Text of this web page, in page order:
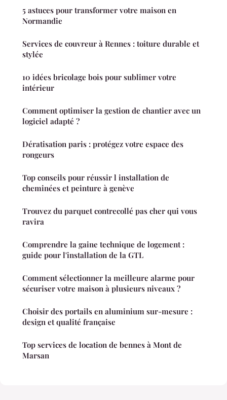
5 astuces pour transformer votre maison en
Normandie
Services de couvreur à Rennes : toiture durable et
stylée
10 idées bricolage bois pour sublimer votre
intérieur
Comment optimiser la gestion de chantier avec un
logiciel adapté ?
Dératisation paris : protégez votre espace des
rongeurs
Top conseils pour réussir l installation de
cheminées et peinture à genève
Trouvez du parquet contrecollé pas cher qui vous
ravira
Comprendre la gaine technique de logement :
guide pour l'installation de la GTL
Comment sélectionner la meilleure alarme pour
sécuriser votre maison à plusieurs niveaux ?
Choisir des portails en aluminium sur-mesure :
design et qualité française
Top services de location de bennes à Mont de
Marsan